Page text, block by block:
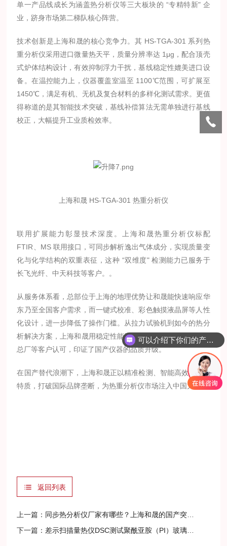
单一产品线成长为涵盖热分析仪等三大板块的 “专精特新" 企
业，跻身市场第二梯队核心阵营。
技术创新是上海和晟的核心竞争力。其 HS-TGA-301 系列热
重分析仪采用进口微量热天平，质量分辨率达 1μg，配合顶壳
式炉体结构设计，有效抑制浮力干扰，基线稳定性媲美进口设
备。在温控能力上，仪器覆盖室温至 1100℃范围，可扩展至
1450℃，满足有机、无机及复合材料的多样化测试需求。更值
得称道的是其智能技术突破，基线补偿算法无需单独进行基线
校正，大幅提升工业质检效率。
上海和晟 HS-TGA-301 热重分析仪
联用扩展能力彰显技术深度。上海和晟热重分析仪标配
FTIR、MS 联用接口，可同步解析逸出气体成分，实现质量变
化与化学结构的双重表征，这种 “双维度" 检测能力已服务于
长飞光纤、中天科技等客户。。
从服务体系看，总部位于上海的地理优势让和晟能快速响应华
东乃至全国客户需求，而一键式校准、彩色触摸液晶屏等人性
化设计，进一步降低了操作门槛。从拉力试验机到如今的热分
析解决方案，上海和晟用稳定性能赢得中科院、上海航天设备
总厂等客户认可，印证了国产仪器的品质升级。
在国产替代浪潮下，上海和晟正以精准检测、智能高效的产品
特质，打破国际品牌垄断，为热重分析仪市场注入中国力量。
返回列表
上一篇： 同步热分析仪厂家有哪些？上海和晟的国产突围之路
下一篇： 差示扫描量热仪DSC测试聚酰亚胺（PI）玻璃化转变温度
可以介绍下你们的产品么？